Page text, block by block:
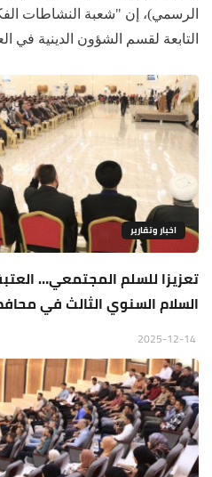
الرسمي)، إن "شعبة النشاطات
التابعة لقسم الشؤون الدينية في
اخبار وتقارير
تعزيزا للسلم المجتمعي…
السلام السنوي الثالث في